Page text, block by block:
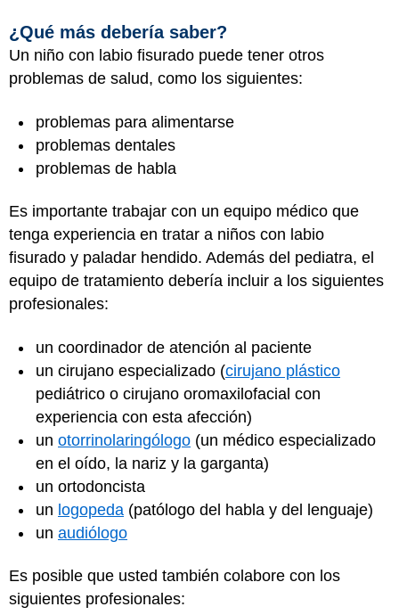
¿Qué más debería saber?
Un niño con labio fisurado puede tener otros
problemas de salud, como los siguientes:
problemas para alimentarse
problemas dentales
problemas de habla
Es importante trabajar con un equipo médico que
tenga experiencia en tratar a niños con labio
fisurado y paladar hendido. Además del pediatra, el
equipo de tratamiento debería incluir a los siguientes
profesionales:
un coordinador de atención al paciente
un cirujano especializado (cirujano plástico
pediátrico o cirujano oromaxilofacial con
experiencia con esta afección)
un otorrinolaringólogo (un médico especializado
en el oído, la nariz y la garganta)
un ortodoncista
un logopeda (patólogo del habla y del lenguaje)
un audiólogo
Es posible que usted también colabore con los
siguientes profesionales: